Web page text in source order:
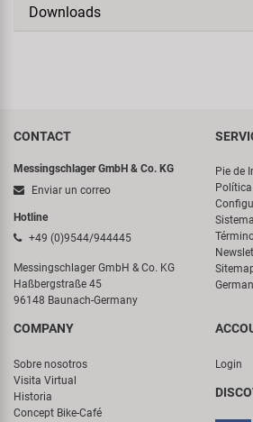
Downloads
CONTACT
Messingschlager GmbH & Co. KG
Enviar un correo
Hotline
+49 (0)9544/944445
Messingschlager GmbH & Co. KG
Haßbergstraße 45
96148 Baunach-Germany
Pie de
COMPANY
Sobre nosotros
Visita Virtual
Historia
Concept Bike-Café
Login